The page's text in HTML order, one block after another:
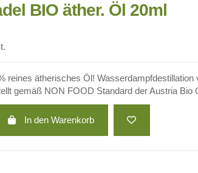
BIO äther. Öl 20ml
reines ätherisches Öl!
gemäß NON FOOD Standard der Austria Bio
In den Warenkorb